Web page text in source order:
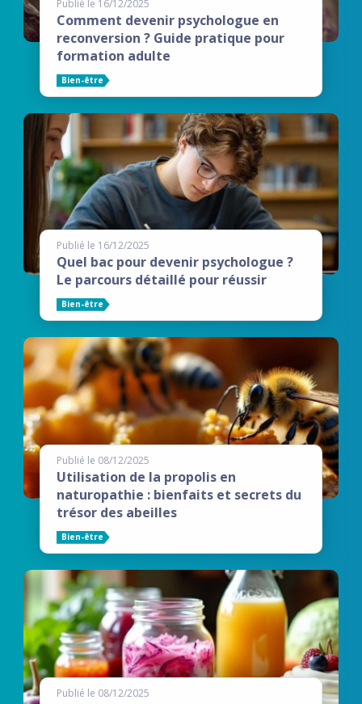
Publié le 16/12/2025
Comment devenir psychologue en
reconversion ? Guide pratique pour
formation adulte
Bien-être
Publié le 16/12/2025
Quel bac pour devenir psychologue ?
Le parcours détaillé pour réussir
Bien-être
Publié le 08/12/2025
Utilisation de la propolis en
naturopathie : bienfaits et secrets du
trésor des abeilles
Bien-être
Publié le 08/12/2025